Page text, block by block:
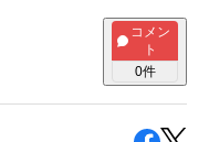
コメン
ト
0件